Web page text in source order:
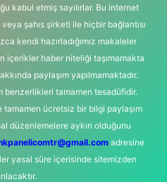
kabul etmiş sayılırlar. Bu internet
şahıs şirketi ile hiçbir bağlantısı
kendi hazırladığımız makaleler
içerikler haber niteliği taşımamakta
paylaşım yapılmamaktadır.
benzerlikleri tamamen tesadüfidir.
tamamen ücretsiz bir bilgi paylaşım
düzenlemelere aykırı olduğunu
adresine
yasal süre içerisinde sitemizden